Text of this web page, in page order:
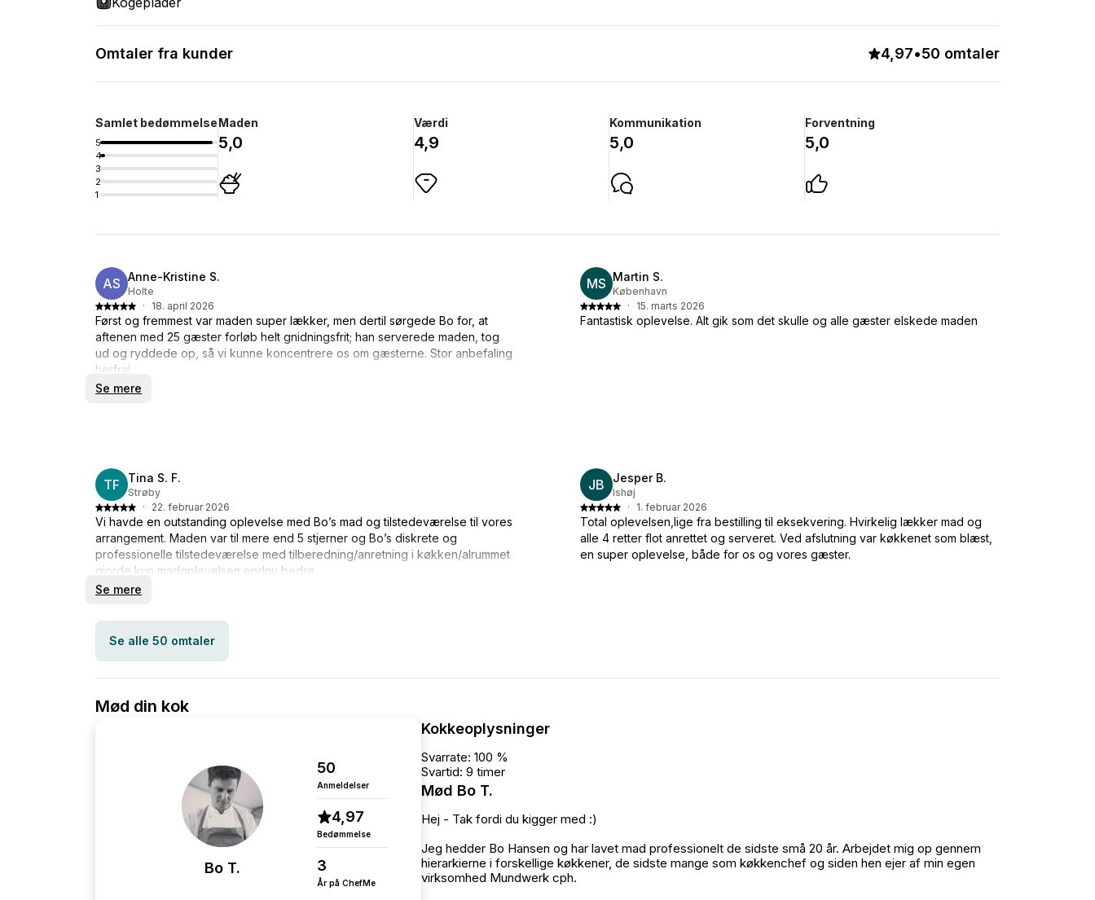
Omtaler fra kunder 4,97•50 omtaler
Samlet bedømmelse
5
4
3
2
1
Maden
5,0
Værdi
4,9
Kommunikation
5,0
Forventning
5,0
AS Anne-Kristine S.
Holte
·
18. april 2026
Først og fremmest var maden super lækker, men dertil sørgede Bo for, at
aftenen med 25 gæster forløb helt gnidningsfrit; han serverede maden, tog
ud og ryddede op, så vi kunne koncentrere os om gæsterne. Stor anbefaling
herfra!
Se mere
MS Martin S.
København
·
15. marts 2026
Fantastisk oplevelse. Alt gik som det skulle og alle gæster elskede maden
TF Tina S. F.
Strøby
·
22. februar 2026
Vi havde en outstanding oplevelse med Bo’s mad og tilstedeværelse til vores
arrangement. Maden var til mere end 5 stjerner og Bo’s diskrete og
professionelle tilstedeværelse med tilberedning/anretning i køkken/alrummet
gjorde kun madoplevelsen endnu bedre.
Se mere
JB Jesper B.
Ishøj
·
1. februar 2026
Total oplevelsen,lige fra bestilling til eksekvering. Hvirkelig lækker mad og
alle 4 retter flot anrettet og serveret. Ved afslutning var køkkenet som blæst,
en super oplevelse, både for os og vores gæster.
Se alle 50 omtaler
Mød din kok
Bo T.
50
Anmeldelser
4,97
Bedømmelse
3
År på ChefMe
Kokkeoplysninger
Svarrate: 100 %
Svartid: 9 timer
Mød Bo T.
Hej - Tak fordi du kigger med :)
Jeg hedder Bo Hansen og har lavet mad professionelt de sidste små 20 år. Arbejdet mig op gennem
hierarkierne i forskellige køkkener, de sidste mange som køkkenchef og siden hen ejer af min egen
virksomhed Mundwerk cph.